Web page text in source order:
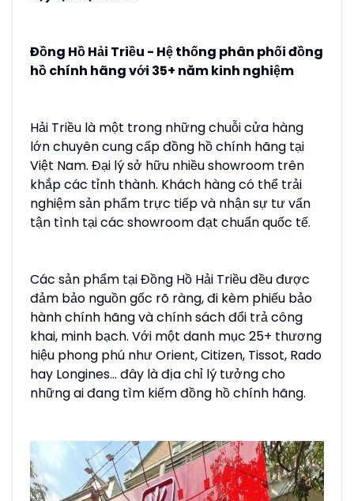
Đồng Hồ Hải Triều - Hệ thống phân phối đồng
hồ chính hãng với 35+ năm kinh nghiệm
Hải Triều là một trong những chuỗi cửa hàng
lớn chuyên cung cấp đồng hồ chính hãng tại
Việt Nam. Đại lý sở hữu nhiều showroom trên
khắp các tỉnh thành. Khách hàng có thể trải
nghiệm sản phẩm trực tiếp và nhận sự tư vấn
tận tình tại các showroom đạt chuẩn quốc tế.
Các sản phẩm tại Đồng Hồ Hải Triều đều được
đảm bảo nguồn gốc rõ ràng, đi kèm phiếu bảo
hành chính hãng và chính sách đổi trả công
khai, minh bạch. Với một danh mục 25+ thương
hiệu phong phú như Orient, Citizen, Tissot, Rado
hay Longines... đây là địa chỉ lý tưởng cho
những ai đang tìm kiếm đồng hồ chính hãng.